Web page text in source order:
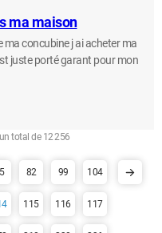
ma maison
ma concubine j ai acheter ma
juste porté garant pour mon
total de 12 256
82 99 104
115 116 117